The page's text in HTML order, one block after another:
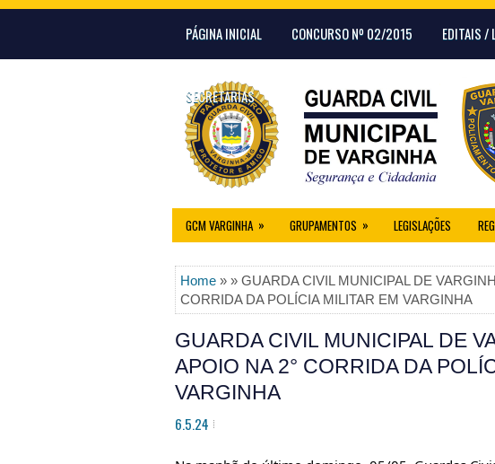
PÁGINA INICIAL CONCURSO Nº 02/2015 EDITAIS /
SECRETARIAS
GCM VARGINHA » GRUPAMENTOS » LEGISLAÇÕES
Home » » GUARDA CIVIL MUNICIPAL DE
CORRIDA DA POLÍCIA MILITAR EM VARGINHA
GUARDA CIVIL MUNICIPAL DE
APOIO NA 2° CORRIDA DA
VARGINHA
6.5.24